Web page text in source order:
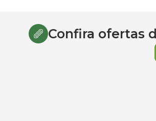
Confira ofertas